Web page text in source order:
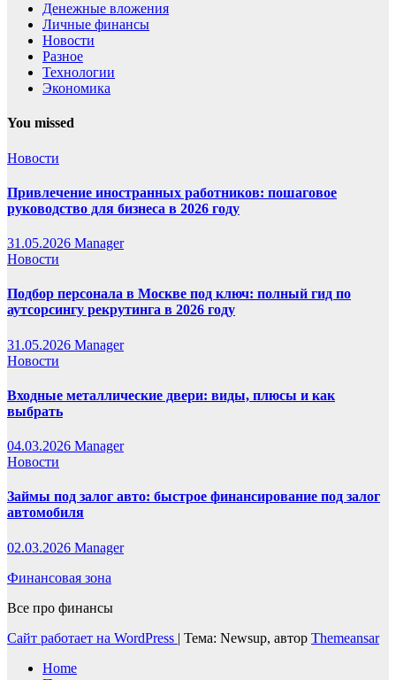
Денежные вложения
Личные финансы
Новости
Разное
Технологии
Экономика
You missed
Новости
Привлечение иностранных работников: пошаговое
руководство для бизнеса в 2026 году
31.05.2026 Manager
Новости
Подбор персонала в Москве под ключ: полный гид по
аутсорсингу рекрутинга в 2026 году
31.05.2026 Manager
Новости
Входные металлические двери: виды, плюсы и как
выбрать
04.03.2026 Manager
Новости
Займы под залог авто: быстрое финансирование под залог
автомобиля
02.03.2026 Manager
Финансовая зона
Все про финансы
Сайт работает на WordPress | Тема: Newsup, автор Themeansar
Home